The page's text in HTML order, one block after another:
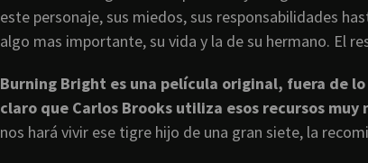
este personaje, sus miedos, sus responsabilidades
algo mas importante, su vida y la de su hermano. El
Burning Bright es una película original, fuera de
claro que Carlos Brooks utiliza esos recursos muy
nos hará vivir ese tigre hijo de una gran siete, la